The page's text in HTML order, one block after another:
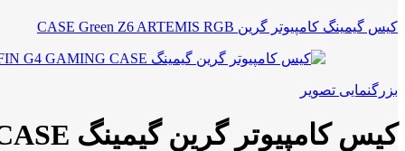
کیس گیمینگ کامپیوتر گرین CASE Green Z6 ARTEMIS RGB
بزرگنمایی تصویر
کیس کامپیوتر گرین گیمینگ GREEN GRIFFIN G4 GAMING CASE